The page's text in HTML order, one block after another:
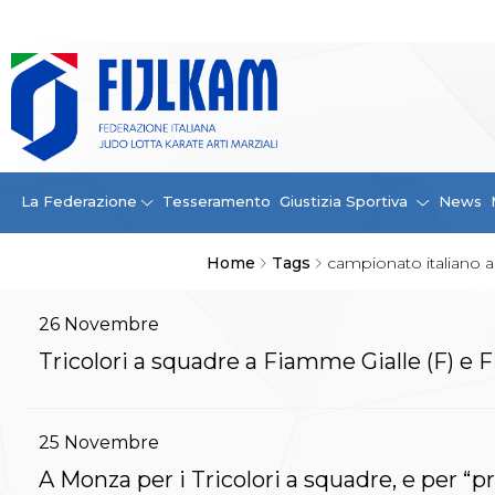
La Federazione Tesseramento Giustizia Sportiva News
Home Tags campionato italiano
La Federazione
La FIJLKAM
Organigramma
Storia
Campioni di tutti i tempi
News
Convenzioni
Contatti
Safeguarding Policy
Contatti
26 Novembre
Tricolori a squadre a Fiamme Gialle (F) e
25 Novembre
A Monza per i Tricolori a squadre, e per